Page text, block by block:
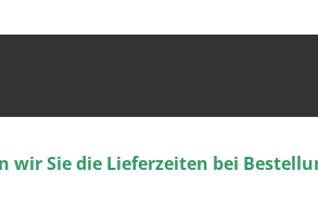
Sie die Lieferzeiten bei